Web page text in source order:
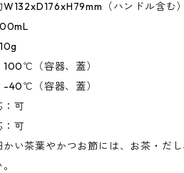
W132xD176xH79mm（ハンドル含む）
100℃（容器、蓋）
-40℃（容器、蓋）
：可
：可
かい茶葉やかつお節には、お茶・だ